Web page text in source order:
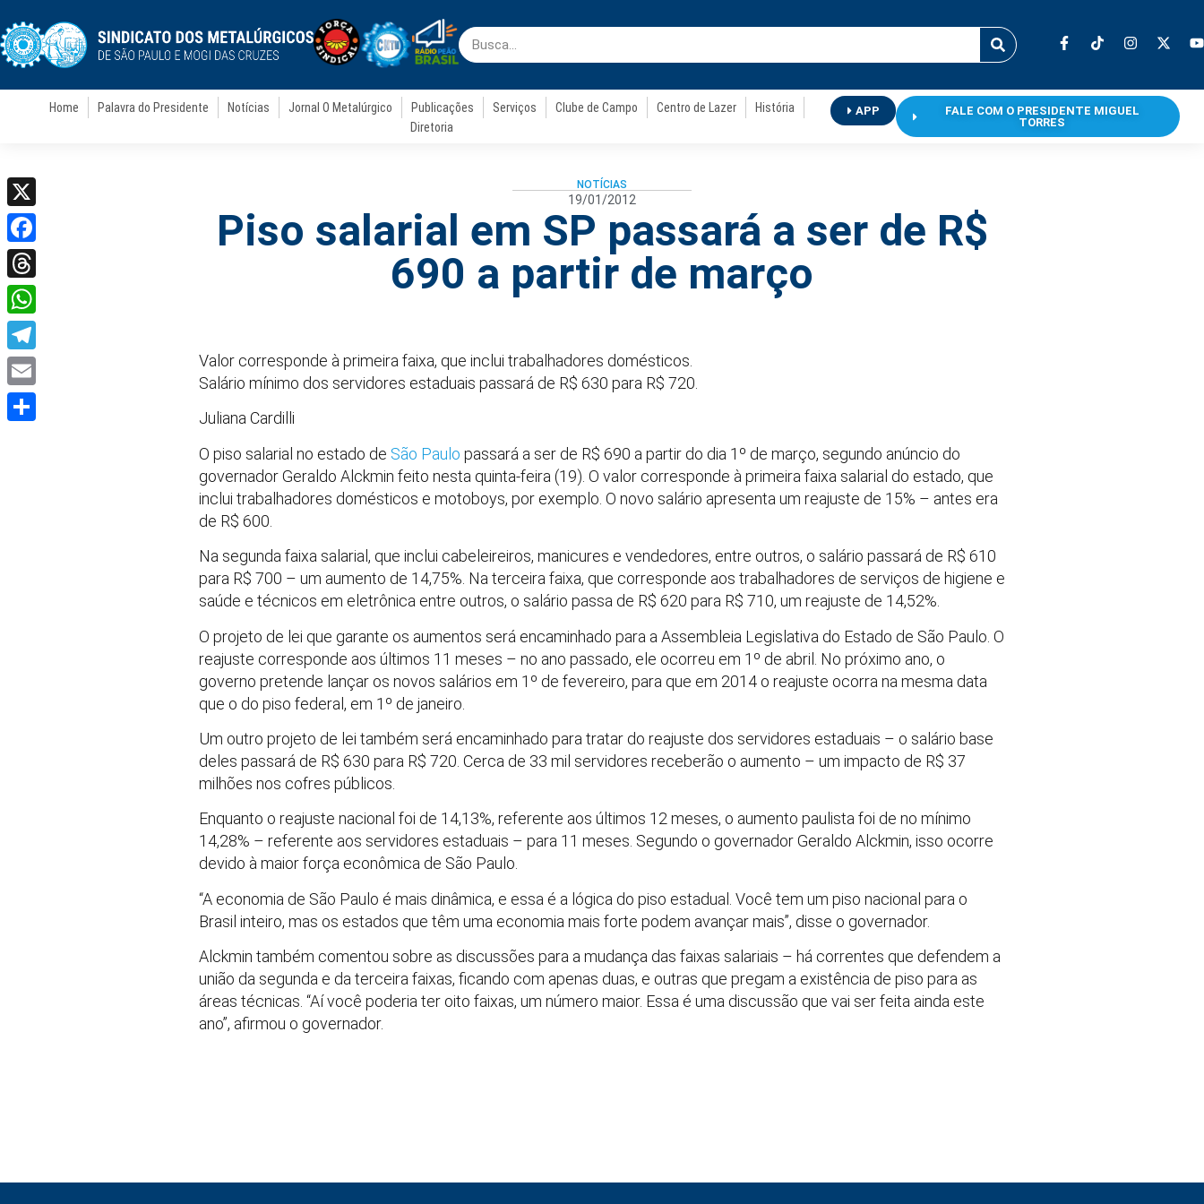
Home Palavra do Presidente Notícias Jornal O Metalúrgico Publicações Serviços Clube de Campo Centro de Lazer
História
Diretoria
APP
FALE COM O PRESIDENTE MIGUEL
TORRES
NOTÍCIAS
19/01/2012
Piso salarial em SP passará a ser de R$
690 a partir de março
Valor corresponde à primeira faixa, que inclui trabalhadores domésticos.
Salário mínimo dos servidores estaduais passará de R$ 630 para R$ 720.
Juliana Cardilli
O piso salarial no estado de São Paulo passará a ser de R$ 690 a partir do dia 1º de março, segundo anúncio do
governador Geraldo Alckmin feito nesta quinta-feira (19). O valor corresponde à primeira faixa salarial do estado, que
inclui trabalhadores domésticos e motoboys, por exemplo. O novo salário apresenta um reajuste de 15% – antes era
de R$ 600.
Na segunda faixa salarial, que inclui cabeleireiros, manicures e vendedores, entre outros, o salário passará de R$ 610
para R$ 700 – um aumento de 14,75%. Na terceira faixa, que corresponde aos trabalhadores de serviços de higiene e
saúde e técnicos em eletrônica entre outros, o salário passa de R$ 620 para R$ 710, um reajuste de 14,52%.
O projeto de lei que garante os aumentos será encaminhado para a Assembleia Legislativa do Estado de São Paulo. O
reajuste corresponde aos últimos 11 meses – no ano passado, ele ocorreu em 1º de abril. No próximo ano, o
governo pretende lançar os novos salários em 1º de fevereiro, para que em 2014 o reajuste ocorra na mesma data
que o do piso federal, em 1º de janeiro.
Um outro projeto de lei também será encaminhado para tratar do reajuste dos servidores estaduais – o salário base
deles passará de R$ 630 para R$ 720. Cerca de 33 mil servidores receberão o aumento – um impacto de R$ 37
milhões nos cofres públicos.
Enquanto o reajuste nacional foi de 14,13%, referente aos últimos 12 meses, o aumento paulista foi de no mínimo
14,28% – referente aos servidores estaduais – para 11 meses. Segundo o governador Geraldo Alckmin, isso ocorre
devido à maior força econômica de São Paulo.
“A economia de São Paulo é mais dinâmica, e essa é a lógica do piso estadual. Você tem um piso nacional para o
Brasil inteiro, mas os estados que têm uma economia mais forte podem avançar mais”, disse o governador.
Alckmin também comentou sobre as discussões para a mudança das faixas salariais – há correntes que defendem a
união da segunda e da terceira faixas, ficando com apenas duas, e outras que pregam a existência de piso para as
áreas técnicas. “Aí você poderia ter oito faixas, um número maior. Essa é uma discussão que vai ser feita ainda este
ano”, afirmou o governador.
X
Facebook
Threads
WhatsApp
Telegram
Email